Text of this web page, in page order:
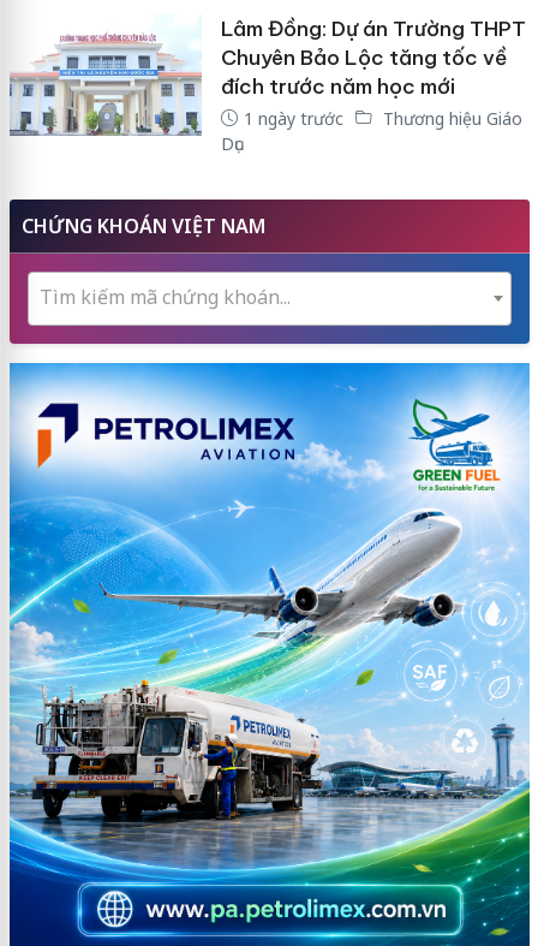
Lâm Đồng: Dự án Trường THPT
Chuyên Bảo Lộc tăng tốc về
đích trước năm học mới
1 ngày trước
Thương hiệu Giáo
Dục
CHỨNG KHOÁN VIỆT NAM
Tìm kiếm mã chứng khoán...